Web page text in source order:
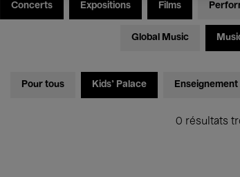
Concerts Expositions Films
Global Music
Pour tous Kids’ Palace Enseignement
0 résultats